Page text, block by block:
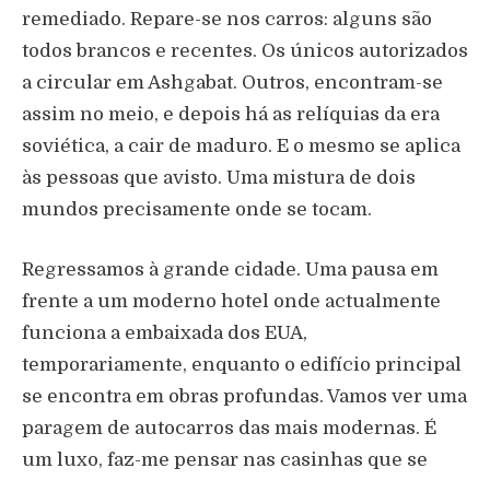
remediado. Repare-se nos carros: alguns são
todos brancos e recentes. Os únicos autorizados
a circular em Ashgabat. Outros, encontram-se
assim no meio, e depois há as relíquias da era
soviética, a cair de maduro. E o mesmo se aplica
às pessoas que avisto. Uma mistura de dois
mundos precisamente onde se tocam.
Regressamos à grande cidade. Uma pausa em
frente a um moderno hotel onde actualmente
funciona a embaixada dos EUA,
temporariamente, enquanto o edifício principal
se encontra em obras profundas. Vamos ver uma
paragem de autocarros das mais modernas. É
um luxo, faz-me pensar nas casinhas que se